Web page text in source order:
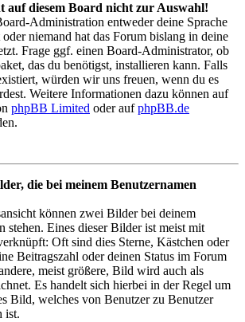
auf diesem Board nicht zur Auswahl!
Administration entweder deine Sprache
niemand hat das Forum bislang in deine
Frage ggf. einen Board-Administrator, ob
das du benötigst, installieren kann. Falls
würden wir uns freuen, wenn du es
Weitere Informationen dazu können auf
phpBB Limited oder aufphpBB.de
die bei meinem Benutzernamen
können zwei Bilder bei deinem
stehen. Eines dieser Bilder ist meist mit
Oft sind dies Sterne, Kästchen oder
Beitragszahl oder deinen Status im Forum
meist größere, Bild wird auch als
Es handelt sich hierbei in der Regel um
Bild, welches von Benutzer zu Benutzer
ist.